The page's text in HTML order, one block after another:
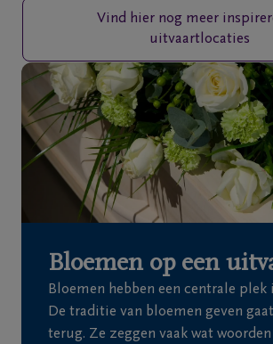
Vind hier nog meer
uitvaartlocaties
Bloemen op een
Bloemen hebben een centrale plek
De traditie van bloemen geven
terug. Ze zeggen vaak wat